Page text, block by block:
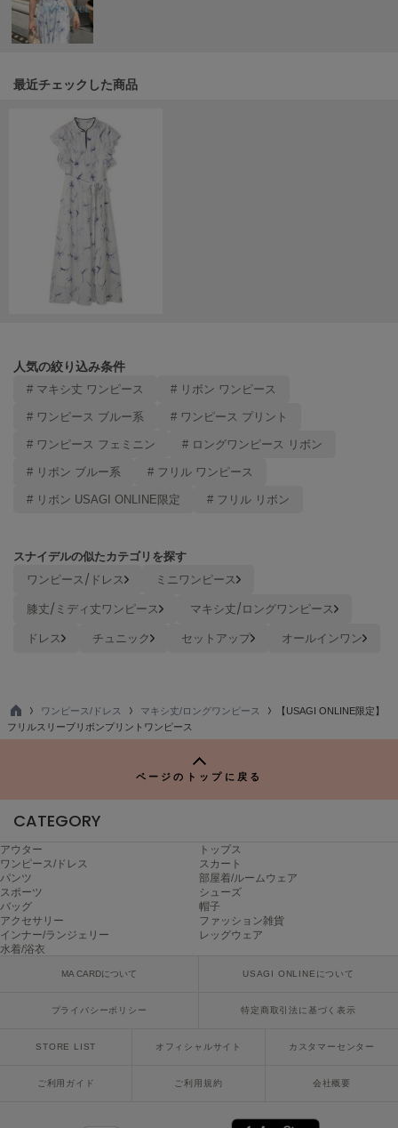
TSURU by Mariko Oikawa
ツルバイマリコオイカワ
UGG
UNDERSON UNDERSON
アンダーソン アンダーソン
URBAN RESEARCH ROSSO
アーバンリサーチ ロッソ
USAGI Books
ウサギブックス
USAGI Gift
USAGI Item
USAGI Vintage
ウサギヴィンテージ
VEJA
ヴェジャ
最近チェックした商品
人気の絞り込み条件
# マキシ丈 ワンピース # リボン ワンピース
# ワンピース ブルー系 # ワンピース プリント
# ワンピース フェミニン # ロングワンピース リボン
# リボン ブルー系 # フリル ワンピース
# リボン USAGI ONLINE限定 # フリル リボン
スナイデルの似たカテゴリを探す
ワンピース/ドレス
ミニワンピース
膝丈/ミディ丈ワンピース
マキシ丈/ロングワンピース
ドレス
チュニック セットアップ オールインワン
TO
P
ワンピース/ドレス マキシ丈/ロングワンピース
【USAGI ONLINE限定】
フリルスリーブリボンプリントワンピース
ページのトップに戻る
CATEGORY
アウター
トップス
ワンピース/ドレス
スカート
パンツ
部屋着/ルームウェア
スポーツ
シューズ
バッグ
帽子
アクセサリー
ファッション雑貨
インナー/ランジェリー
レッグウェア
水着/浴衣
MA CARDについて USAGI ONLINEについて
プライバシーポリシー 特定商取引法に基づく表示
STORE LIST オフィシャルサイト カスタマーセンター
ご利用ガイド ご利用規約 会社概要